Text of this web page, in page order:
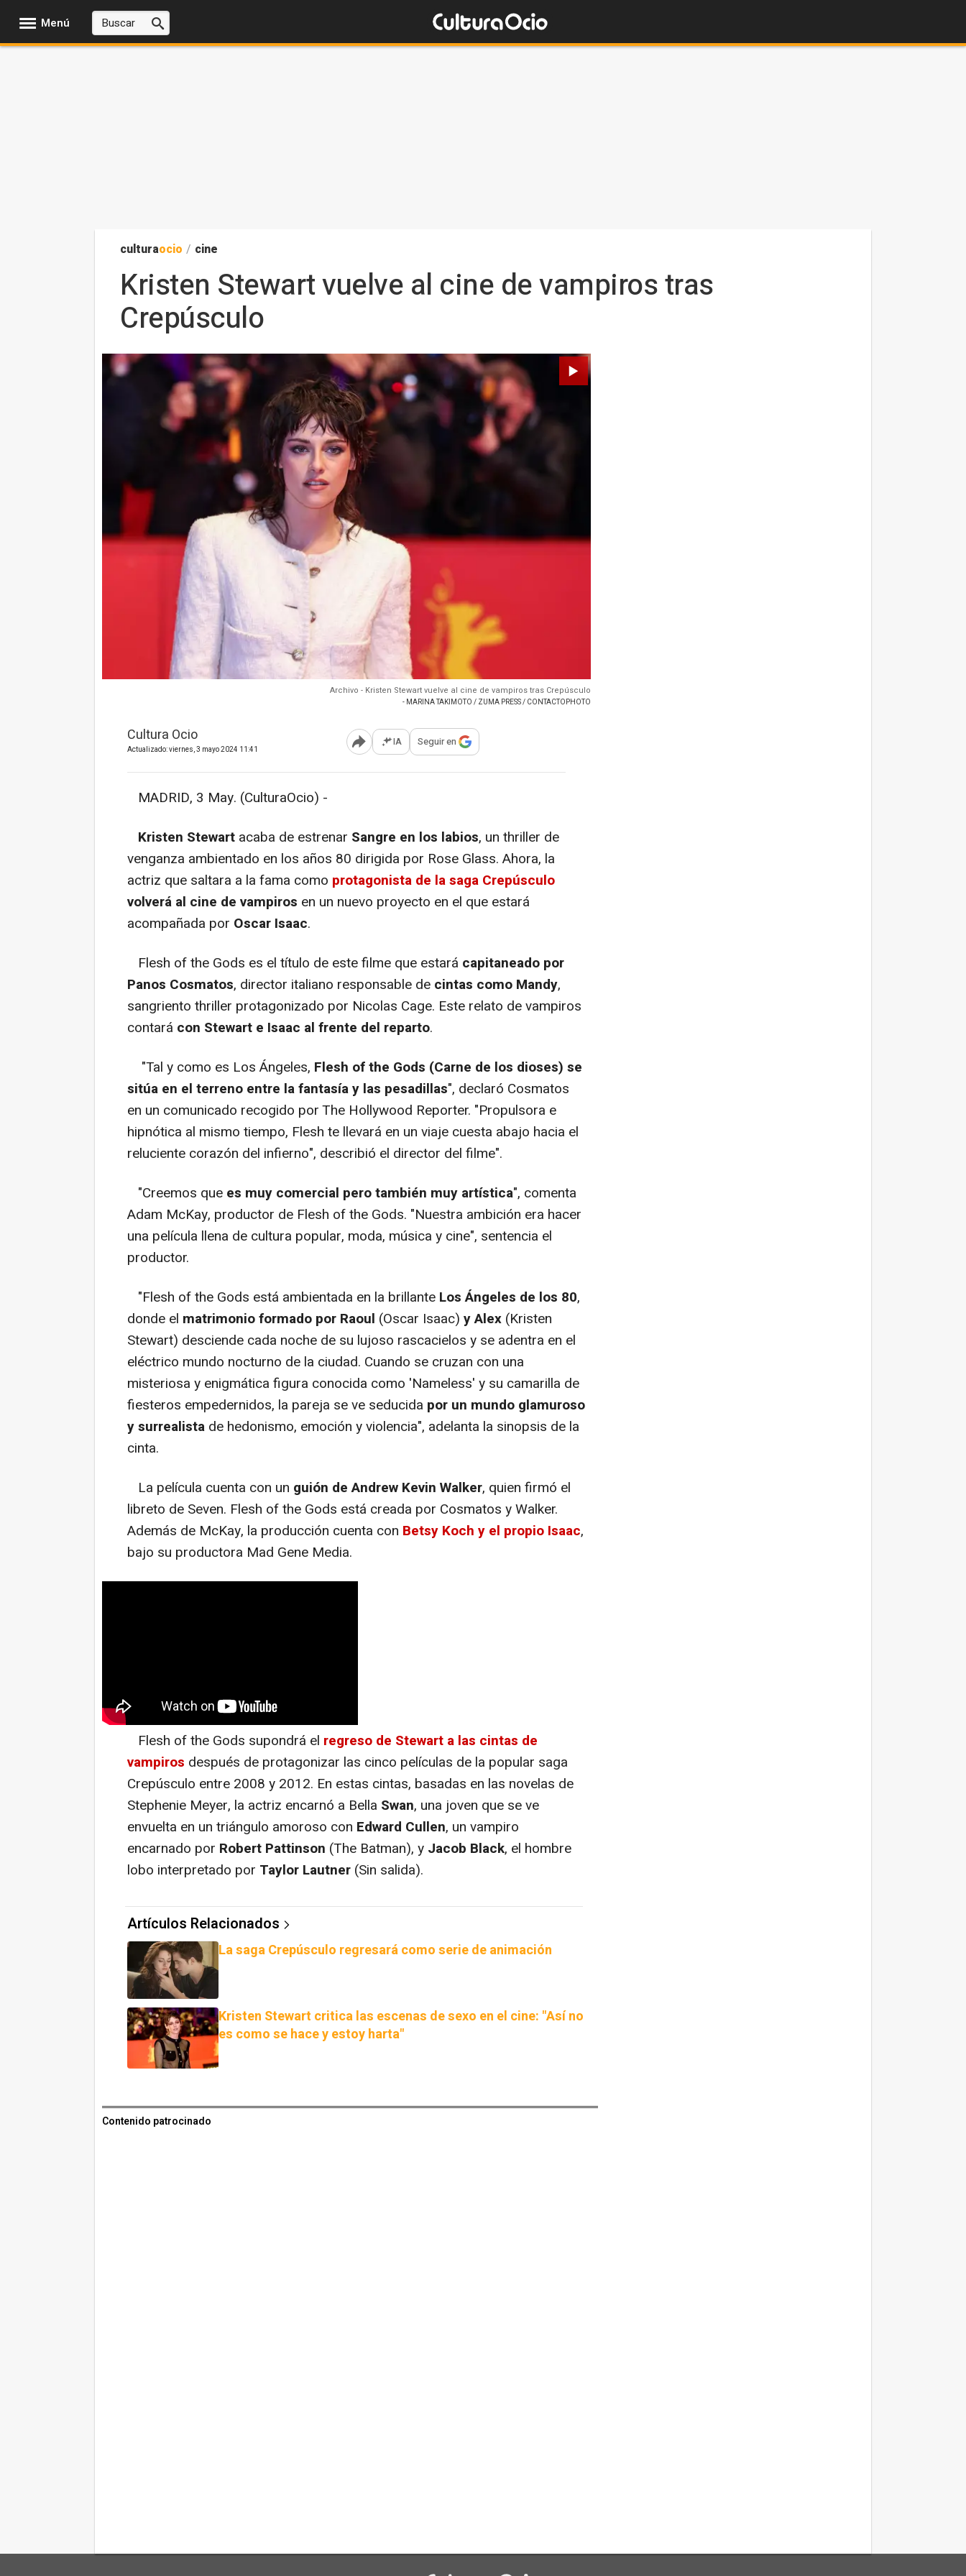
Menú
culturaocio / cine
Kristen Stewart vuelve al cine de vampiros tras
Crepúsculo
Archivo - Kristen Stewart vuelve al cine de vampiros tras Crepúsculo
- MARINA TAKIMOTO / ZUMA PRESS / CONTACTOPHOTO
Cultura Ocio
Actualizado: viernes, 3 mayo 2024 11:41 Abrir opciones para compartir
IA Seguir en
MADRID, 3 May. (CulturaOcio) -
Kristen Stewart acaba de estrenar Sangre en los labios, un thriller de
venganza ambientado en los años 80 dirigida por Rose Glass. Ahora, la
actriz que saltara a la fama como protagonista de la saga Crepúsculo
volverá al cine de vampiros en un nuevo proyecto en el que estará
acompañada por Oscar Isaac.
Flesh of the Gods es el título de este filme que estará capitaneado por
Panos Cosmatos, director italiano responsable de cintas como Mandy,
sangriento thriller protagonizado por Nicolas Cage. Este relato de vampiros
contará con Stewart e Isaac al frente del reparto.
"Tal y como es Los Ángeles, Flesh of the Gods (Carne de los dioses) se
sitúa en el terreno entre la fantasía y las pesadillas", declaró Cosmatos
en un comunicado recogido por The Hollywood Reporter. "Propulsora e
hipnótica al mismo tiempo, Flesh te llevará en un viaje cuesta abajo hacia el
reluciente corazón del infierno", describió el director del filme".
"Creemos que es muy comercial pero también muy artística", comenta
Adam McKay, productor de Flesh of the Gods. "Nuestra ambición era hacer
una película llena de cultura popular, moda, música y cine", sentencia el
productor.
"Flesh of the Gods está ambientada en la brillante Los Ángeles de los 80,
donde el matrimonio formado por Raoul (Oscar Isaac) y Alex (Kristen
Stewart) desciende cada noche de su lujoso rascacielos y se adentra en el
eléctrico mundo nocturno de la ciudad. Cuando se cruzan con una
misteriosa y enigmática figura conocida como 'Nameless' y su camarilla de
fiesteros empedernidos, la pareja se ve seducida por un mundo glamuroso
y surrealista de hedonismo, emoción y violencia", adelanta la sinopsis de la
cinta.
La película cuenta con un guión de Andrew Kevin Walker, quien firmó el
libreto de Seven. Flesh of the Gods está creada por Cosmatos y Walker.
Además de McKay, la producción cuenta con Betsy Koch y el propio Isaac,
bajo su productora Mad Gene Media.
Flesh of the Gods supondrá el regreso de Stewart a las cintas de
vampiros después de protagonizar las cinco películas de la popular saga
Crepúsculo entre 2008 y 2012. En estas cintas, basadas en las novelas de
Stephenie Meyer, la actriz encarnó a Bella Swan, una joven que se ve
envuelta en un triángulo amoroso con Edward Cullen, un vampiro
encarnado por Robert Pattinson (The Batman), y Jacob Black, el hombre
lobo interpretado por Taylor Lautner (Sin salida).
Artículos Relacionados
La saga Crepúsculo regresará como serie de animación
Kristen Stewart critica las escenas de sexo en el cine: "Así no
es como se hace y estoy harta"
Contenido patrocinado